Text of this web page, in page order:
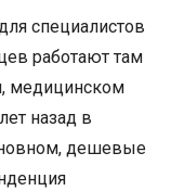
специалистов
работают там
медицинском
назад в
дешевые